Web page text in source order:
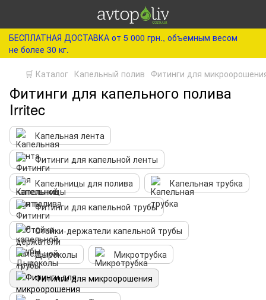
БЕСПЛАТНАЯ ДОСТАВКА от 5 000 грн., объемным весом
не более 30 кг.
🛒 Каталог Капельный полив Фитинги для
Фитинги для капельного полива
Irritec
Капельная лента
Фитинги для капельной ленты
Капельницы для полива
Капельная трубка
Фитинги для капельной трубы
Стойки-держатели капельной трубы
Дыроколы
Микротрубка
Фитинги для микроорошения